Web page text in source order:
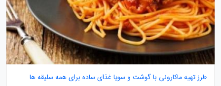
طرز تهیه ماکارونی با گوشت و سویا غذای ساده برای همه سلیقه ها